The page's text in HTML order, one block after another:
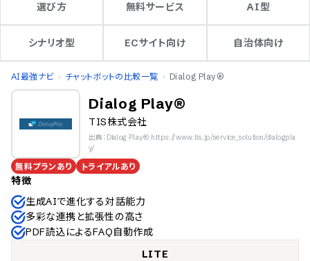
選び方 無料サービス AI型
シナリオ型 ECサイト向け 自治体向け
AI最強ナビ チャットボットの比較一覧 Dialog Play®
Dialog Play®
TIS株式会社
出典：Dialog Play® https://www.tis.jp/service_solution/dialogpla
y/
無料プランあり トライアルあり
特徴
生成AIで進化する対話能力
多彩な連携と拡張性の高さ
PDF読込によるFAQ自動作成
LITE